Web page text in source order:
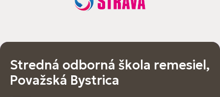
Stredná odborná škola remesiel,
Považská Bystrica